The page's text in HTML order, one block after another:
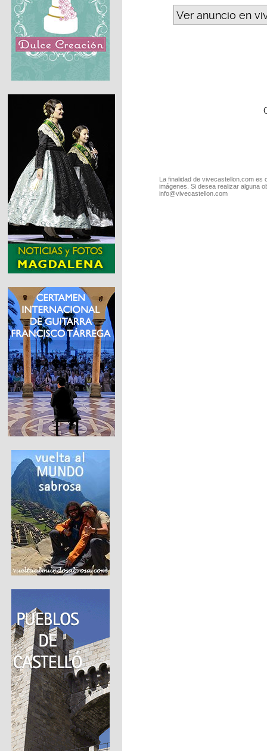
Ver anuncio en
La finalidad de vivecastellon.com
imágenes. Si desea realizar alguna
info@vivecastellon.com